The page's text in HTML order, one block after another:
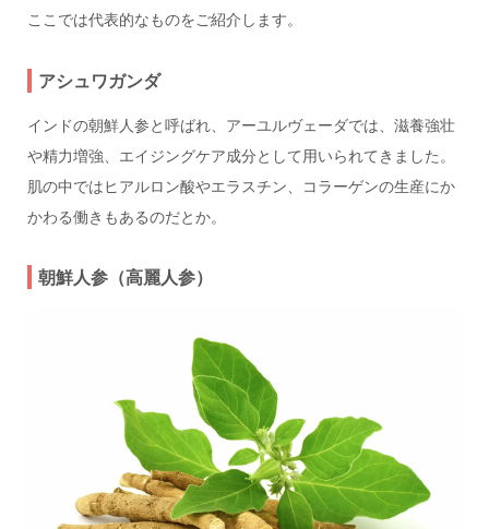
ここでは代表的なものをご紹介します。
アシュワガンダ
インドの朝鮮人参と呼ばれ、アーユルヴェーダでは、滋養強壮
や精力増強、エイジングケア成分として用いられてきました。
肌の中ではヒアルロン酸やエラスチン、コラーゲンの生産にか
かわる働きもあるのだとか。
朝鮮人参（高麗人参）